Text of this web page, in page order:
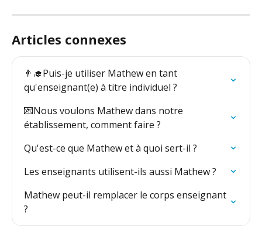
Articles connexes
👨‍🎓Puis-je utiliser Mathew en tant
qu'enseignant(e) à titre individuel ?
💌Nous voulons Mathew dans notre
établissement, comment faire ?
Qu'est-ce que Mathew et à quoi sert-il ?
Les enseignants utilisent-ils aussi Mathew ?
Mathew peut-il remplacer le corps enseignant
?